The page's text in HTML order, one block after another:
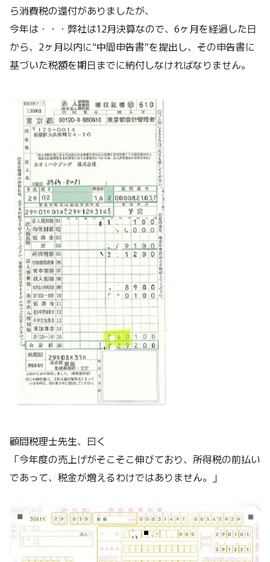
ら消費税の還付がありましたが、
今年は・・・弊社は12月決算なので、6ヶ月を経過した日
から、2ヶ月以内に“中間申告書”を提出し、その申告書に
基づいた税額を期日までに納付しなければなりません。
顧問税理士先生、曰く
「今年度の売上げがそこそこ伸びており、所得税の前払い
であって、税金が増えるわけではありません。」